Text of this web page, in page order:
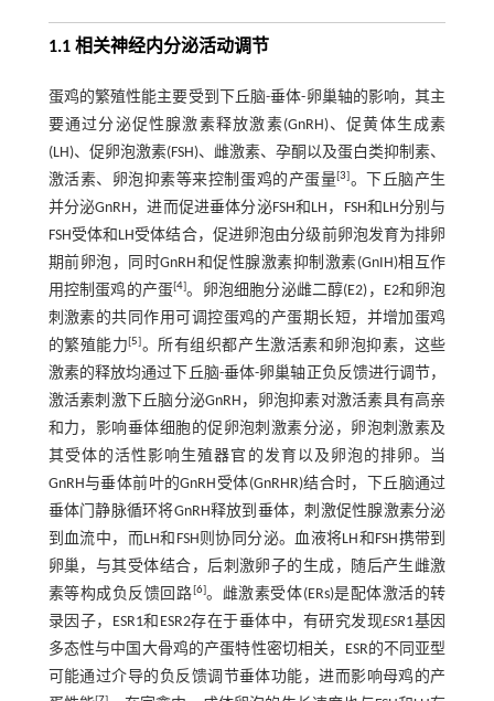
1.1 相关神经内分泌活动调节
蛋鸡的繁殖性能主要受到下丘脑-垂体-卵巢轴的影响，其主
要通过分泌促性腺激素释放激素(GnRH)、促黄体生成素
(LH)、促卵泡激素(FSH)、雌激素、孕酮以及蛋白类抑制素、
激活素、卵泡抑素等来控制蛋鸡的产蛋量[3]。下丘脑产生
并分泌GnRH，进而促进垂体分泌FSH和LH，FSH和LH分别与
FSH受体和LH受体结合，促进卵泡由分级前卵泡发育为排卵
期前卵泡，同时GnRH和促性腺激素抑制激素(GnIH)相互作
用控制蛋鸡的产蛋[4]。卵泡细胞分泌雌二醇(E2)，E2和卵泡
刺激素的共同作用可调控蛋鸡的产蛋期长短，并增加蛋鸡
的繁殖能力[5]。所有组织都产生激活素和卵泡抑素，这些
激素的释放均通过下丘脑-垂体-卵巢轴正负反馈进行调节，
激活素刺激下丘脑分泌GnRH，卵泡抑素对激活素具有高亲
和力，影响垂体细胞的促卵泡刺激素分泌，卵泡刺激素及
其受体的活性影响生殖器官的发育以及卵泡的排卵。当
GnRH与垂体前叶的GnRH受体(GnRHR)结合时，下丘脑通过
垂体门静脉循环将GnRH释放到垂体，刺激促性腺激素分泌
到血流中，而LH和FSH则协同分泌。血液将LH和FSH携带到
卵巢，与其受体结合，后刺激卵子的生成，随后产生雌激
素等构成负反馈回路[6]。雌激素受体(ERs)是配体激活的转
录因子，ESR1和ESR2存在于垂体中，有研究发现ESR1基因
多态性与中国大骨鸡的产蛋特性密切相关，ESR的不同亚型
可能通过介导的负反馈调节垂体功能，进而影响母鸡的产